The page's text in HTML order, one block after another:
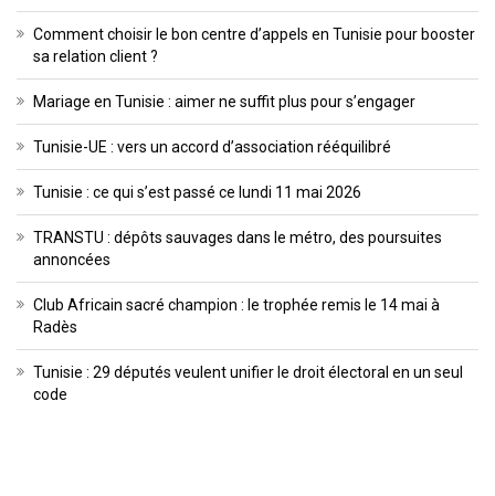
Comment choisir le bon centre d’appels en Tunisie pour booster
sa relation client ?
Mariage en Tunisie : aimer ne suffit plus pour s’engager
Tunisie-UE : vers un accord d’association rééquilibré
Tunisie : ce qui s’est passé ce lundi 11 mai 2026
TRANSTU : dépôts sauvages dans le métro, des poursuites
annoncées
Club Africain sacré champion : le trophée remis le 14 mai à
Radès
Tunisie : 29 députés veulent unifier le droit électoral en un seul
code